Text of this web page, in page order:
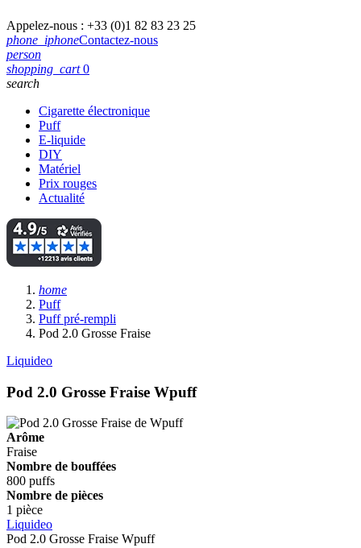
Appelez-nous : +33 (0)1 82 83 23 25
phone_iphoneContactez-nous
person
shopping_cart 0
search
Cigarette électronique
Puff
E-liquide
DIY
Matériel
Prix rouges
Actualité
home
Puff
Puff pré-rempli
Pod 2.0 Grosse Fraise
Liquideo
Pod 2.0 Grosse Fraise Wpuff
Arôme
Fraise
Nombre de bouffées
800 puffs
Nombre de pièces
1 pièce
Liquideo
Pod 2.0 Grosse Fraise Wpuff